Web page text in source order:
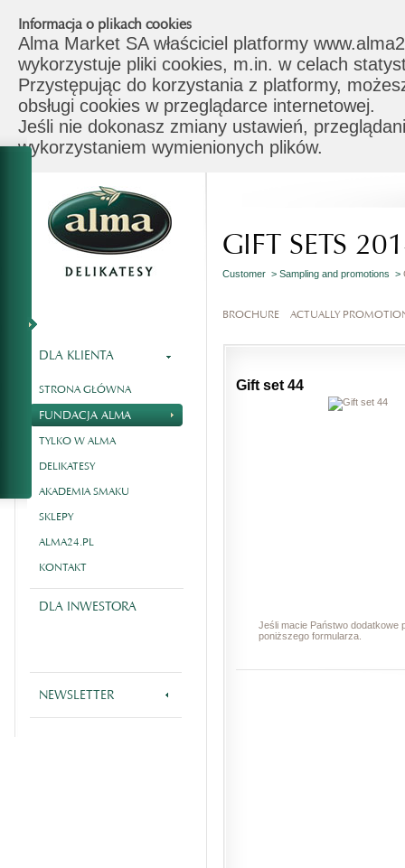
Informacja o plikach cookies
Alma Market SA właściciel platformy
wykorzystuje pliki cookies, m.in. w celach
Przystępując do korzystania z platformy,
obsługi cookies w przeglądarce internetowej.
Jeśli nie dokonasz zmiany ustawień,
wykorzystaniem wymienionych plików.
DLA KLIENTA
STRONA GŁÓWNA
FUNDACJA ALMA
TYLKO W ALMA
DELIKATESY
AKADEMIA SMAKU
SKLEPY
ALMA24.PL
KONTAKT
DLA INWESTORA
NEWSLETTER
GIFT SETS
Customer >Sampling and promotions >
BROCHURE ACTUALLY
Gift set 44
Jeśli macie Państwo dodatkowe
poniższego formularza.